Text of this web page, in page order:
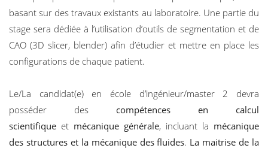
basant sur des travaux existants au laboratoire. Une partie du
stage sera dédiée à l’utilisation d’outils de segmentation et de
CAO (3D slicer, blender) afin d’étudier et mettre en place les
configurations de chaque patient.
Le/La candidat(e) en école d’ingénieur/master 2 devra
posséder des compétences en calcul
scientifique et mécanique générale, incluant la mécanique
des structures et la mécanique des fluides. La maitrise de la